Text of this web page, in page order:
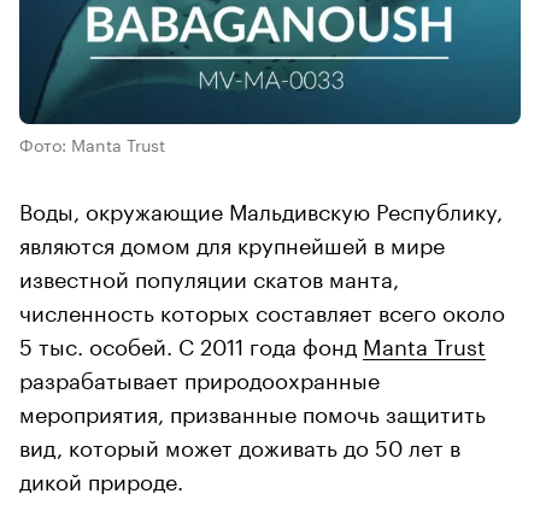
Фото: Manta Trust
Воды, окружающие Мальдивскую Республику,
являются домом для крупнейшей в мире
известной популяции скатов манта,
численность которых составляет всего около
5 тыс. особей. С 2011 года фонд Manta Trust
разрабатывает природоохранные
мероприятия, призванные помочь защитить
вид, который может доживать до 50 лет в
дикой природе.